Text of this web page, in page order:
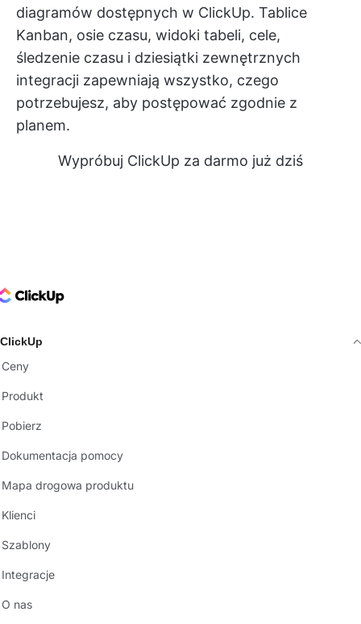
diagramów dostępnych w ClickUp. Tablice
Kanban, osie czasu, widoki tabeli, cele,
śledzenie czasu i dziesiątki zewnętrznych
integracji zapewniają wszystko, czego
potrzebujesz, aby postępować zgodnie z
planem.
Wypróbuj ClickUp za darmo już dziś
Logo
ClickUp
Ceny
Produkt
Pobierz
Dokumentacja pomocy
Mapa drogowa produktu
Klienci
Szablony
Integracje
O nas